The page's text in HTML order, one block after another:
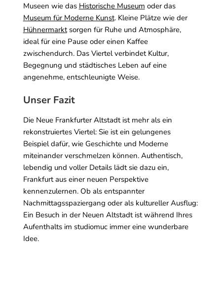
Museen wie das Historische Museum oder das
Museum für Moderne Kunst. Kleine Plätze wie der
Hühnermarktsorgen für Ruhe und Atmosphäre,
ideal für eine Pause oder einen Kaffee
zwischendurch. Das Viertel verbindet Kultur,
Begegnung und städtisches Leben auf eine
angenehme, entschleunigte Weise.
Unser Fazit
Die Neue Frankfurter Altstadt ist mehr als ein
rekonstruiertes Viertel: Sie ist ein gelungenes
Beispiel dafür, wie Geschichte und Moderne
miteinander verschmelzen können. Authentisch,
lebendig und voller Details lädt sie dazu ein,
Frankfurt aus einer neuen Perspektive
kennenzulernen. Ob als entspannter
Nachmittagsspaziergang oder als kultureller Ausflug:
Ein Besuch in der Neuen Altstadt ist während Ihres
Aufenthalts im studiomuc immer eine wunderbare
Idee.